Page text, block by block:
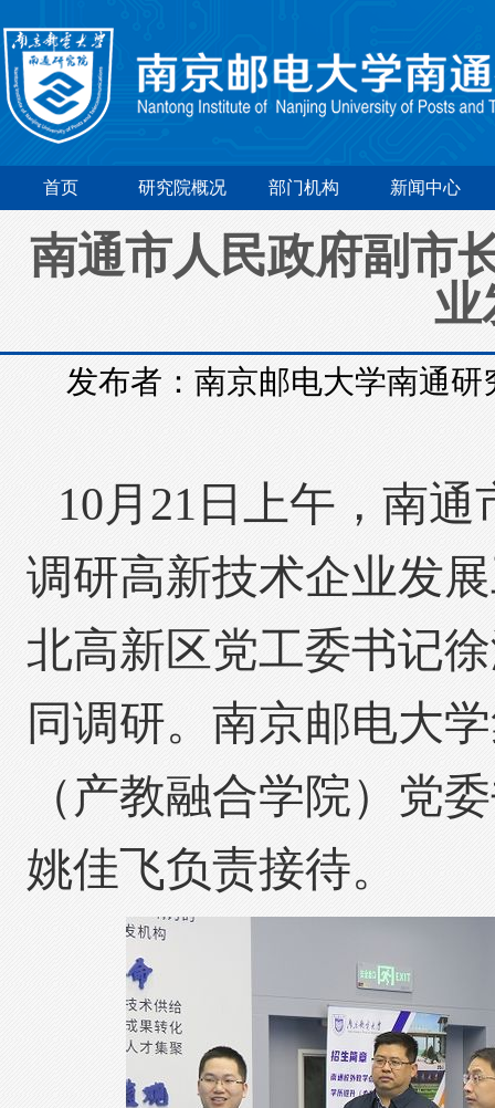
首页 研究院概况 部门机构 新闻中心
南通市人民政府副市
业
发布者：南京邮电大学南通研
10月21日上午，南
调研高新技术企业发
北高新区党工委书记
同调研。南京邮电大
（产教融合学院）党
姚佳飞负责接待。